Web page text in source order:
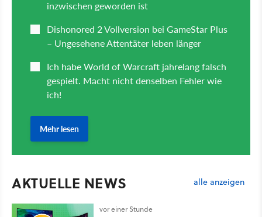
AKTUELLE NEWS alle anzeigen
vor einer Stunde